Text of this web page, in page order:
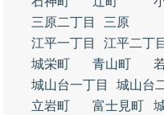
三原二丁目
三原
江平一丁目
江平二丁目
城栄町
青山町
城山台一丁目
城山台
立岩町
富士見町